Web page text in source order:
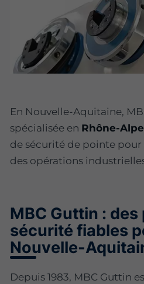
En Nouvelle-Aquitaine,
spécialisée en Rhône-
de sécurité de pointe
des opérations
MBC Guttin : des
sécurité fiables
Nouvelle-
Depuis 1983, MBC Guttin